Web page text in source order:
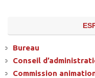
Bureau
Conseil
Commission